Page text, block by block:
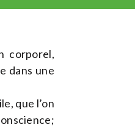
corporel,
dans une
que l’on